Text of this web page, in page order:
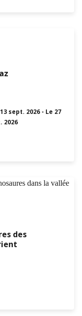
sept. 2026 - Le 27
2026
des